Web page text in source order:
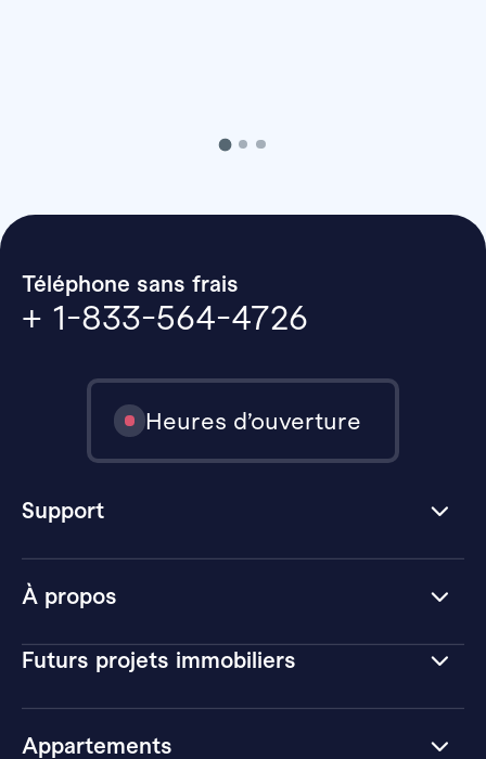
À propos
Futurs projets immobiliers
Appartements
Téléphone sans frais
+ 1-833-564-4726
Heures d’ouverture
Support